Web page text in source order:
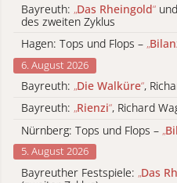
Bayreuth: „Das Rheingold“ und
des zweiten Zyklus
Hagen: Tops und Flops – „
6. August 2026
Bayreuth: „Die Walküre“,
Bayreuth: „Rienzi“, Richard
Nürnberg: Tops und Flops – „
5. August 2026
Bayreuther Festspiele: „Das